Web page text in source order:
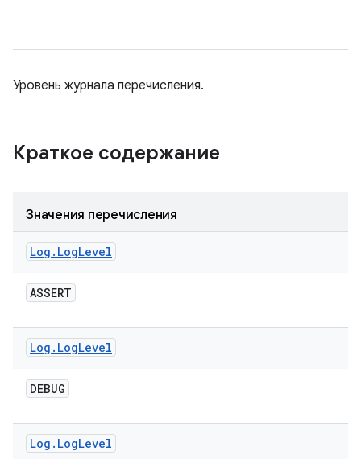
Уровень журнала перечисления.
Краткое содержание
Значения перечисления
Log . LogLevel
ASSERT
Log . LogLevel
DEBUG
Log . LogLevel